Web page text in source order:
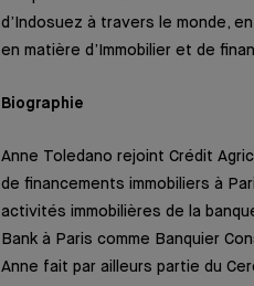
d’Indosuez à travers le monde,
en matière d’Immobilier et de
Biographie
Anne Toledano rejoint Crédit
de financements immobiliers à
activités immobilières de la
Bank à Paris comme Banquier
Anne fait par ailleurs partie du